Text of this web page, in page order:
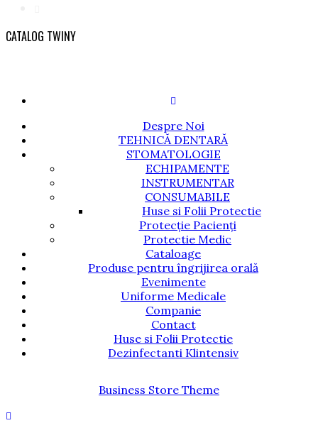
CATALOG TWINY
Despre Noi
TEHNICĂ DENTARĂ
STOMATOLOGIE
ECHIPAMENTE
INSTRUMENTAR
CONSUMABILE
Huse si Folii Protectie
Protecție Pacienți
Protectie Medic
Cataloage
Produse pentru îngrijirea orală
Evenimente
Uniforme Medicale
Companie
Contact
Huse si Folii Protectie
Dezinfectanti Klintensiv
Business Store Theme